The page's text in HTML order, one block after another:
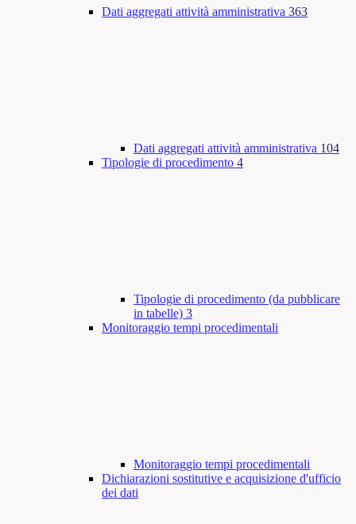
Dati aggregati attività amministrativa 363
Dati aggregati attività amministrativa 104
Tipologie di procedimento 4
Tipologie di procedimento (da pubblicare
in tabelle) 3
Monitoraggio tempi procedimentali
Monitoraggio tempi procedimentali
Dichiarazioni sostitutive e acquisizione d'ufficio
dei dati